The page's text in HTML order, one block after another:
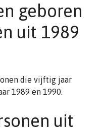
geboren
uit 1989
die vijftig jaar
1989 en 1990.
uit